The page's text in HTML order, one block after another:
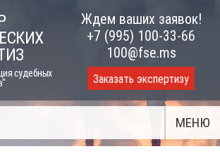
судебных
Ждем ваших заявок!
+7 (995) 100-33-66
100@fse.ms
Заказать экспертизу
МЕНЮ